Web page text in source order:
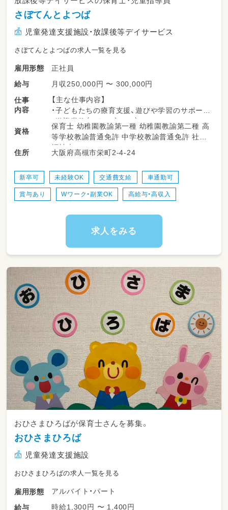
安心して働くことができます！
施設の見学も可能ですので
さぼてんとよつば
児童発達支援施設・放課後等デイサービス
さぼてんとよつばの求人一覧を見る
雇用形態
正社員
給与
月収250,000円 〜 300,000円
仕事
内容
【主な仕事内容】
・子どもたちの療育支援、遊びや学習のサポート
・送迎業務（できる方のみ）
・活動プログラムの企画・実施
・記録の作成、保護者対応 など
資格
保育士 幼稚園教諭第一種 幼稚園教諭第二種 高
等学校教諭普通免許 中学校教諭普通免許 社会
福祉士
住所 大阪府高槻市栄町2-4-24
新卒可 未経験OK 交通費支給 車通勤可
賞与あり Wワーク・副業OK 高給与・高収入
求人をみる
おひさまひろばが保育士さんを募集。
おひさまひろば
児童発達支援施設
おひさまひろばの求人一覧を見る
雇用形態
アルバイト・パート
給与
時給1,300円 〜 1,400円